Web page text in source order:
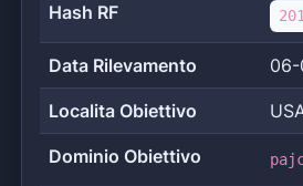
Hash RF
Data Rilevamento 06-
Localita Obiettivo
Dominio Obiettivo